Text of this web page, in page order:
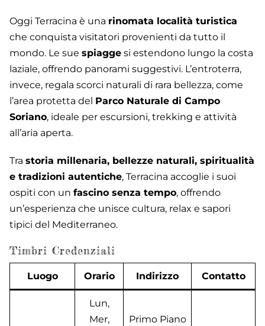
Oggi Terracina è una rinomata località turistica
che conquista visitatori provenienti da tutto il
mondo. Le sue spiagge si estendono lungo la costa
laziale, offrendo panorami suggestivi. L’entroterra,
invece, regala scorci naturali di rara bellezza, come
l’area protetta del Parco Naturale di Campo
Soriano, ideale per escursioni, trekking e attività
all’aria aperta.
Tra storia millenaria, bellezze naturali, spiritualità
e tradizioni autentiche, Terracina accoglie i suoi
ospiti con un fascino senza tempo, offrendo
un’esperienza che unisce cultura, relax e sapori
tipici del Mediterraneo.
Timbri Credenziali
Luogo Orario Indirizzo Contatto
Lun,
Mer,
Primo Piano